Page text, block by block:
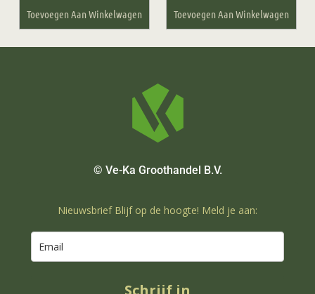
Toevoegen Aan Winkelwagen Toevoegen Aan Winkelwagen
© Ve-Ka Groothandel B.V.
Nieuwsbrief Blijf op de hoogte! Meld je aan:
Schrijf in